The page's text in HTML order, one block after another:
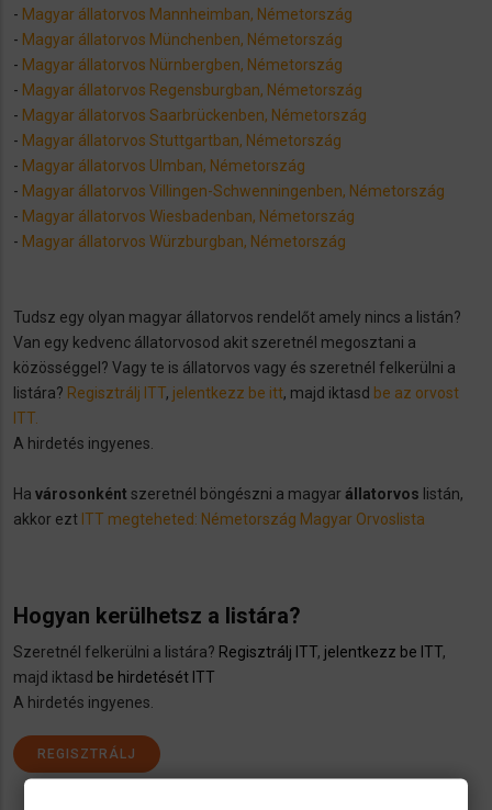
- Magyar állatorvos Mannheimban, Németország
- Magyar állatorvos Münchenben, Németország
- Magyar állatorvos Nürnbergben, Németország
- Magyar állatorvos Regensburgban, Németország
- Magyar állatorvos Saarbrückenben, Németország
- Magyar állatorvos Stuttgartban, Németország
- Magyar állatorvos Ulmban, Németország
- Magyar állatorvos Villingen-Schwenningenben, Németország
- Magyar állatorvos Wiesbadenban, Németország
- Magyar állatorvos Würzburgban, Németország
Tudsz egy olyan magyar állatorvos rendelőt amely nincs a listán?
Van egy kedvenc állatorvosod akit szeretnél megosztani a
közösséggel? Vagy te is állatorvos vagy és szeretnél felkerülni a
listára? Regisztrálj ITT, jelentkezz be itt, majd iktasd be az orvost
ITT.
A hirdetés ingyenes.
Ha városonként szeretnél böngészni a magyar állatorvos listán,
akkor ezt ITT megteheted: Németország Magyar Orvoslista
Hogyan kerülhetsz a listára?
Szeretnél felkerülni a listára? Regisztrálj ITT, jelentkezz be ITT,
majd iktasd be hirdetését ITT
A hirdetés ingyenes.
REGISZTRÁLJ